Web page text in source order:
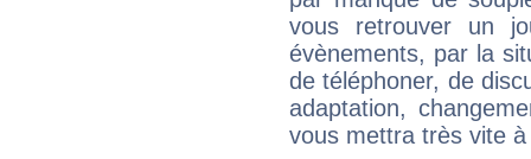
vous retrouver un
évènements, par la
de téléphoner, de
adaptation,
vous mettra très vite